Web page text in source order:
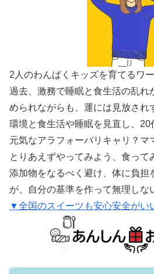
2人のわんぱくキッズを育てるワ
過去、激務で睡眠と食生活の乱れ
められながらも、運には見放され
環境と食生活や睡眠を見直し、20
元気なアラフォーバリキャリ？マ
とりあえずやってみよう、食って
添加物をなるべく避け、体に負担
が、自分の基準を作って無理しな
▼全国のスイーツも安心安全がい